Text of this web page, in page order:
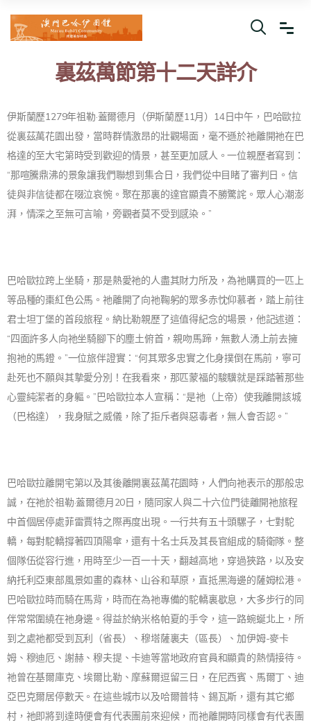
裏茲萬節第十二天詳介
伊斯蘭歷1279年祖勒·蓋爾德月（伊斯蘭歷11月）14日中午，巴哈歐拉
從裏茲萬花園出發，當時群情激昂的壯觀場面，毫不遜於祂離開祂在巴
格達的至大宅第時受到歡迎的情景，甚至更加感人。一位親歷者寫到：
“那喧騰鼎沸的景象讓我們聯想到集合日，我們從中目睹了審判日。信
徒與非信徒都在啜泣哀惋。聚在那裏的達官顯貴不勝驚詫。眾人心潮澎
湃，情深之至無可言喻，旁觀者莫不受到感染。”
巴哈歐拉跨上坐騎，那是熱愛祂的人盡其財力所及，為祂購買的一匹上
等品種的棗紅色公馬。祂離開了向祂鞠躬的眾多赤忱仰慕者，踏上前往
君士坦丁堡的首段旅程。納比勒親歷了這值得紀念的場景，他記述道：
“四面許多人向祂坐騎腳下的塵土俯首，親吻馬蹄，無數人湧上前去擁
抱祂的馬鐙。”一位旅伴證實：“何其眾多忠實之化身撲倒在馬前，寧可
赴死也不願與其摯愛分別！在我看來，那匹蒙福的駿驥就是踩踏著那些
心靈純潔者的身軀。”巴哈歐拉本人宣稱：“是祂（上帝）使我離開該城
（巴格達），我身賦之威儀，除了拒斥者與惡毒者，無人會否認。”
巴哈歐拉離開宅第以及其後離開裏茲萬花園時，人們向祂表示的那般忠
誠，在祂於祖勒·蓋爾德月20日，隨同家人與二十六位門徒離開祂旅程
中首個居停處菲雷賈特之際再度出現。一行共有五十頭騾子，七對駝
轎，每對駝轎撐著四頂陽傘，還有十名士兵及其長官組成的騎衛隊。整
個隊伍從容行進，用時至少一百一十天，翻越高地，穿過狹路，以及安
納托利亞東部風景如畫的森林、山谷和草原，直抵黑海邊的薩姆松港。
巴哈歐拉時而騎在馬背，時而在為祂專備的駝轎裏歇息，大多步行的同
伴常常圍繞在祂身邊。得益於納米格帕夏的手令，這一路蜿蜒北上，所
到之處祂都受到瓦利（省長）、穆塔薩裏夫（區長）、加伊姆-麥卡
姆、穆迪厄、謝赫、穆夫提、卡迪等當地政府官員和顯貴的熱情接待。
祂曾在基爾庫克、埃爾比勒、摩蘇爾逗留三日，在尼西賓、馬爾丁、迪
亞巴克爾居停數天。在這些城市以及哈爾普特、錫瓦斯，還有其它鄉
村，祂即將到達時便會有代表團前來迎候，而祂離開時同樣會有代表團